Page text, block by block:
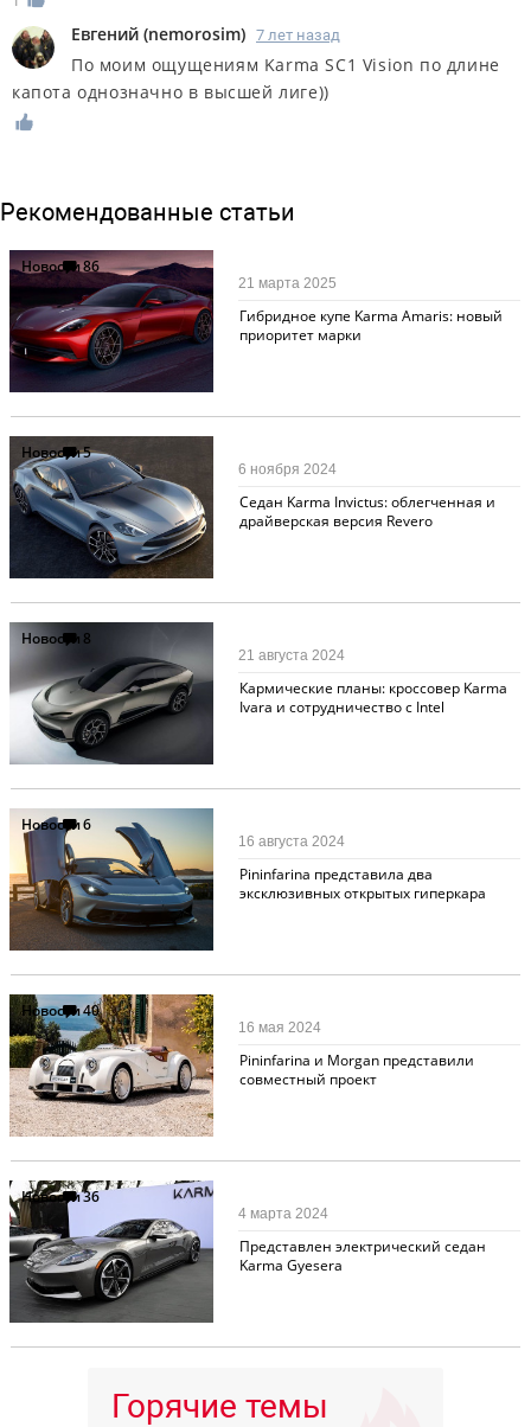
Евгений (nemorosim) 7 лет назад
По моим ощущениям Karma SC1 Vision по длине
капота однозначно в высшей лиге))
Рекомендованные статьи
Новости86
Гибридное купе Karma Amaris: новый
приоритет марки
21 марта 2025
Новости5
Седан Karma Invictus: облегченная и
драйверская версия Revero
6 ноября 2024
Новости 8
Кармические планы: кроссовер Karma
Ivara и сотрудничество с Intel
21 августа 2024
Новости6
Pininfarina представила два
эксклюзивных открытых гиперкара
16 августа 2024
Новости40
Pininfarina и Morgan представили
совместный проект
16 мая 2024
Новости36
Представлен электрический седан
Karma Gyesera
4 марта 2024
Горячие темы